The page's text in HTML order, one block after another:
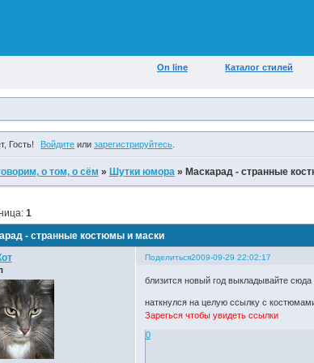
On line Каталог стилей
Гость! Войдите илизарегистрируйтесь
о том, о сём » Шутки юмора » Маскарад - странные
- странные костюмы и маски
1
Поделиться2009-09-29 22:02:17
близится новый год выкладывайте
наткнулся на целую ссылку с
Зарегься чтобы увидеть ссылки
0